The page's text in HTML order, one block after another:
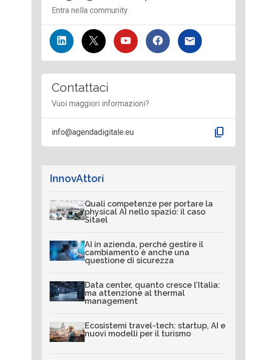
Entra nella community
Contattaci
Vuoi maggiori informazioni?
info@agendadigitale.eu content_copy
InnovAttori
Quali competenze per portare la
physical AI nello spazio: il caso
Sitael
AI in azienda, perché gestire il
cambiamento è anche una
questione di sicurezza
Data center, quanto cresce l’Italia:
ma attenzione al thermal
management
Ecosistemi travel-tech: startup, AI e
nuovi modelli per il turismo